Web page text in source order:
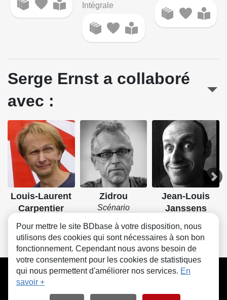
Intégrale
Serge Ernst a collaboré
avec :
Louis-Laurent
Carpentier
Zidrou
Scénario
Jean-Louis
Janssens
CGU FAQ Contact Cookies
Pour mettre le site BDbase à votre disposition, nous
utilisons des cookies qui sont nécessaires à son bon
fonctionnement. Cependant nous avons besoin de
votre consentement pour les cookies de statistiques
qui nous permettent d'améliorer nos services. En
savoir +